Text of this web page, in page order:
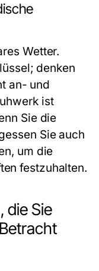
Wetter.
denken
an- und
ist
Sie die
Sie auch
um die
festzuhalten.
die Sie